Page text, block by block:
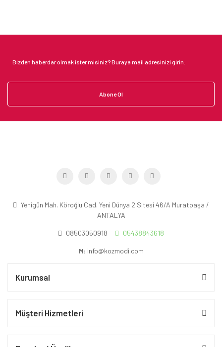
Abone Ol
Yenigün Mah. Köroğlu Cad. Yeni Dünya 2 Sitesi 46/A Muratpaşa /
ANTALYA
08503050918 05438843618
M: info@kozmodi.com
Kurumsal
Müşteri Hizmetleri